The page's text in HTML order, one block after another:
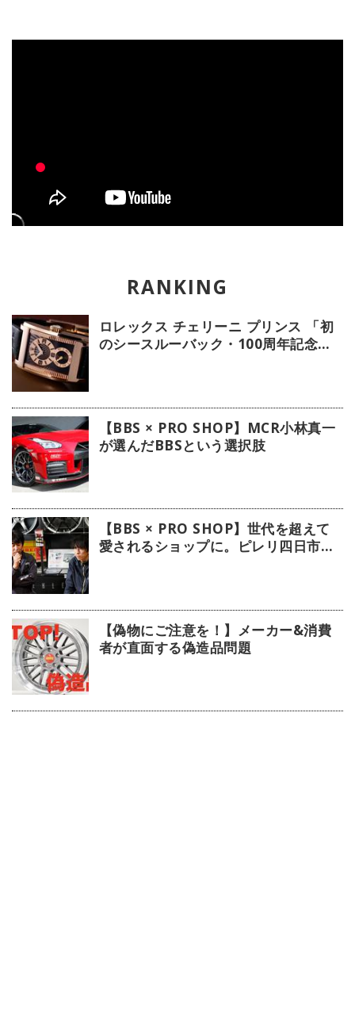
ロレックス チェリーニ プリンス 「初
のシースルーバック・100周年記念モ
【BBS × PRO SHOP】MCR小林真一
が選んだBBSという選択肢
【BBS × PRO SHOP】世代を超えて
愛されるショップに。ピレリ四日市タ
【偽物にご注意を！】メーカー&消費
者が直面する偽造品問題